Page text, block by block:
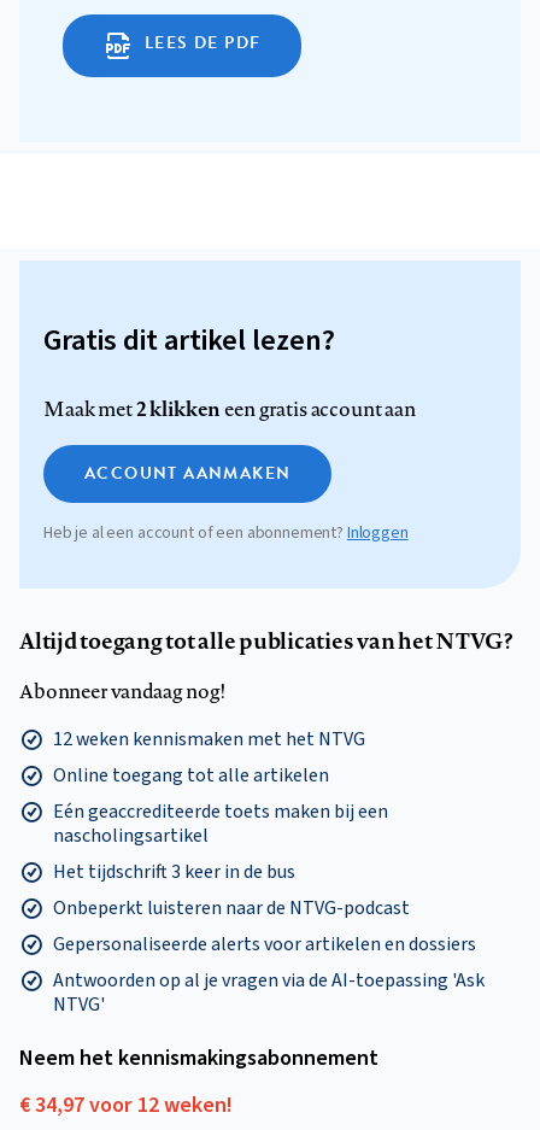
LEES DE PDF
Gratis dit artikel lezen?
Maak met2 klikkeneen gratis account aan
ACCOUNT AANMAKEN
Heb je al een account of een abonnement? Inloggen
Altijd toegang tot alle publicaties van het NTVG?
Abonneer vandaag nog!
12 weken kennismaken met het NTVG
Online toegang tot alle artikelen
Eén geaccrediteerde toets maken bij een
nascholingsartikel
Het tijdschrift 3 keer in de bus
Onbeperkt luisteren naar de NTVG-podcast
Gepersonaliseerde alerts voor artikelen en dossiers
Antwoorden op al je vragen via de AI-toepassing 'Ask
NTVG'
Neem het kennismakings­abonnement
€ 34,97 voor 12 weken!